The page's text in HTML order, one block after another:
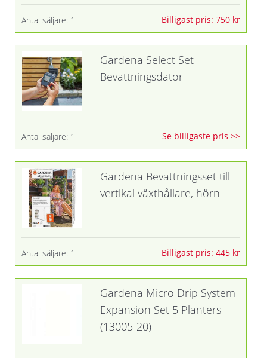
Antal säljare: 1 Billigast pris: 750 kr
Gardena Select Set
Bevattningsdator
Antal säljare: 1 Se billigaste pris >>
Gardena Bevattningsset till
vertikal växthållare, hörn
Antal säljare: 1 Billigast pris: 445 kr
Gardena Micro Drip System
Expansion Set 5 Planters
(13005-20)